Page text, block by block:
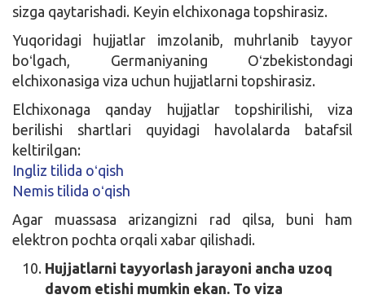
sizga qaytarishadi. Keyin elchixonaga topshirasiz.
Yuqoridagi hujjatlar imzolanib, muhrlanib tayyor
boʻlgach, Germaniyaning Oʻzbekistondagi
elchixonasiga viza uchun hujjatlarni topshirasiz.
Elchixonaga qanday hujjatlar topshirilishi, viza
berilishi shartlari quyidagi havolalarda batafsil
keltirilgan:
Ingliz tilida oʻqish
Nemis tilida oʻqish
Agar muassasa arizangizni rad qilsa, buni ham
elektron pochta orqali xabar qilishadi.
Hujjatlarni tayyorlash jarayoni ancha uzoq
davom etishi mumkin ekan. To viza